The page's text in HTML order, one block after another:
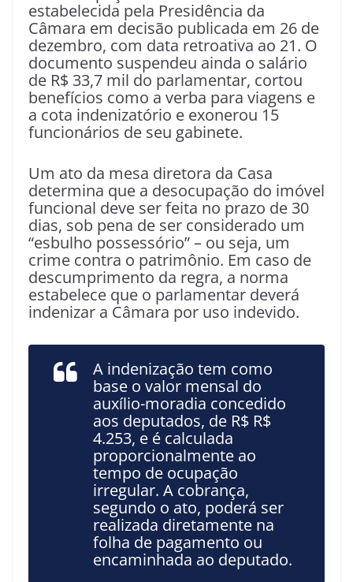
estabelecida pela Presidência da
Câmara em decisão publicada em 26 de
dezembro, com data retroativa ao 21. O
documento suspendeu ainda o salário
de R$ 33,7 mil do parlamentar, cortou
benefícios como a verba para viagens e
a cota indenizatório e exonerou 15
funcionários de seu gabinete.
Um ato da mesa diretora da Casa
determina que a desocupação do imóvel
funcional deve ser feita no prazo de 30
dias, sob pena de ser considerado um
“esbulho possessório” – ou seja, um
crime contra o patrimônio. Em caso de
descumprimento da regra, a norma
estabelece que o parlamentar deverá
indenizar a Câmara por uso indevido.
A indenização tem como
base o valor mensal do
auxílio-moradia concedido
aos deputados, de R$ R$
4.253, e é calculada
proporcionalmente ao
tempo de ocupação
irregular. A cobrança,
segundo o ato, poderá ser
realizada diretamente na
folha de pagamento ou
encaminhada ao deputado.